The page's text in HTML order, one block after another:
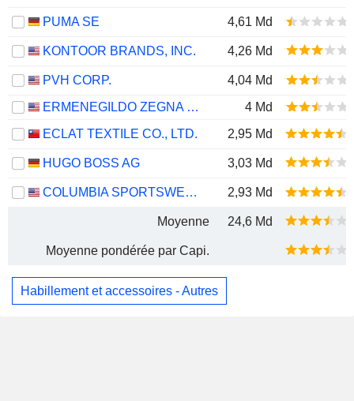
PUMA SE 4,61 Md
KONTOOR BRANDS, INC. 4,26 Md
PVH CORP.
4,04 Md
ERMENEGILDO ZEGNA N.V.
4 Md
ECLAT TEXTILE CO., LTD.
2,95 Md
HUGO BOSS AG 3,03 Md
COLUMBIA SPORTSWEAR COMPANY 2,93 Md
Moyenne 24,6 Md
Moyenne pondérée par Capi.
Habillement et accessoires - Autres